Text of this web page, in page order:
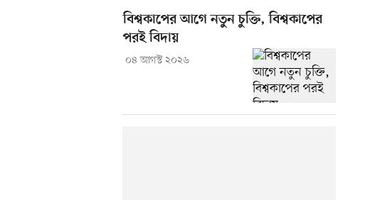
বিশ্বকাপের আগে নতুন চুক্তি, বিশ্বকাপের
পরই বিদায়
০৪ আগস্ট ২০২৬